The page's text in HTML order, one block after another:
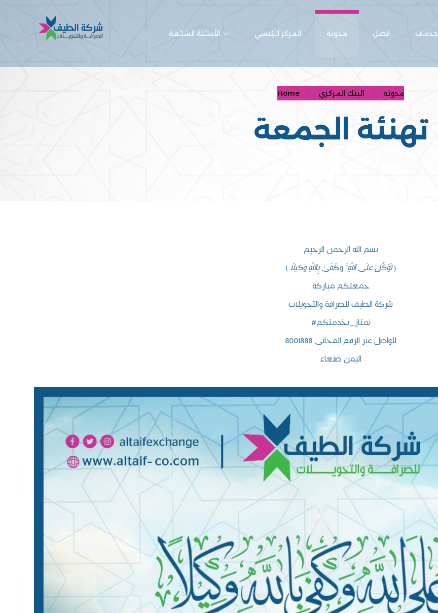
الأسئلة الشائعة المركز الرئيسي مدونة اتصل خدمات
Home مدونة البنك المركزي
تهنئة الجمعة
بسم الله الرحمن الرحيم
(
تَوَكَّلْ عَلَى اللَّهِۚ وَكَفَىٰبِاللَّهِ وَكِيلًا
)
جمعتكم مباركة
شركة الطيف للصرافة والتحويلات
#نمتاز_بخدمتكم
للواصل عبر الرقم المجاني 8001888
اليمن صنعاء